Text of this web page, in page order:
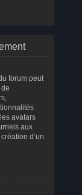
forum peut
avatars
aux
d’un